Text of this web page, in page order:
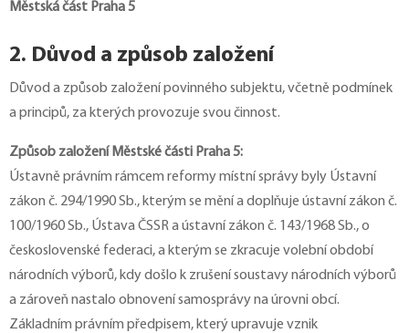
Městská část Praha 5
2. Důvod a způsob založení
Důvod a způsob založení povinného subjektu, včetně podmínek
a principů, za kterých provozuje svou činnost.
Způsob založení Městské části Praha 5:
Ústavně právním rámcem reformy místní správy byly Ústavní
zákon č. 294/1990 Sb., kterým se mění a doplňuje ústavní zákon č.
100/1960 Sb., Ústava ČSSR a ústavní zákon č. 143/1968 Sb., o
československé federaci, a kterým se zkracuje volební období
národních výborů, kdy došlo k zrušení soustavy národních výborů
a zároveň nastalo obnovení samosprávy na úrovni obcí.
Základním právním předpisem, který upravuje vznik